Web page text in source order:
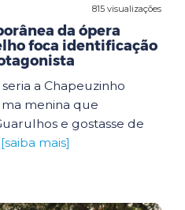
815 visualizações
da ópera
foca identificação
a Chapeuzinho
menina que
e gostasse de
[saiba mais]